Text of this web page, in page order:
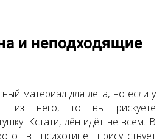
и неподходящие
материал для лета, но если у
из него, то вы рискуете
Кстати, лён идёт не всем. В
в психотипе присутствует